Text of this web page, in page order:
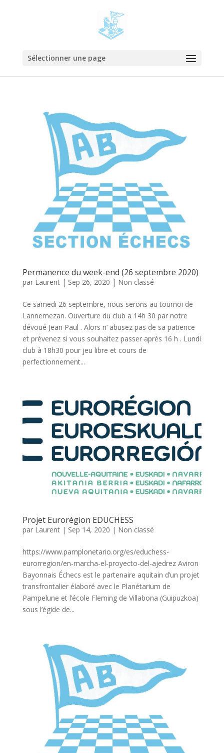
Sélectionner une page
Permanence du week-end (26 septembre 2020)
par Laurent| Sep 26, 2020 | Non classé
Ce samedi 26 septembre, nous serons au tournoi de
Lannemezan. Ouverture du club a 14h 30 par notre
dévoué Jean Paul . Alors n’ abusez pas de sa patience
et prévenez si vous souhaitez passer après 16 h . Lundi
club à 18h30 pour jeu libre et cours de
perfectionnement...
Projet Eurorégion EDUCHESS
par Laurent| Sep 14, 2020 | Non classé
https://www.pamplonetario.org/es/educhess-
eurorregion/en-marcha-el-proyecto-del-ajedrez Aviron
Bayonnais Échecs est le partenaire aquitain d’un projet
transfrontalier élaboré avec le Planétarium de
Pampelune et l’école Fleming de Villabona (Guipuzkoa)
sous l’égide de...